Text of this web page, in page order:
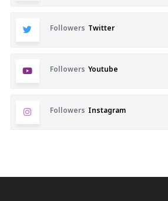
Followers Twitter
Followers Youtube
Followers Instagram